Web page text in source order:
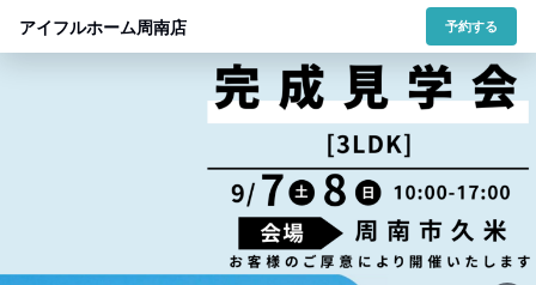
アイフルホーム周南店 予約する